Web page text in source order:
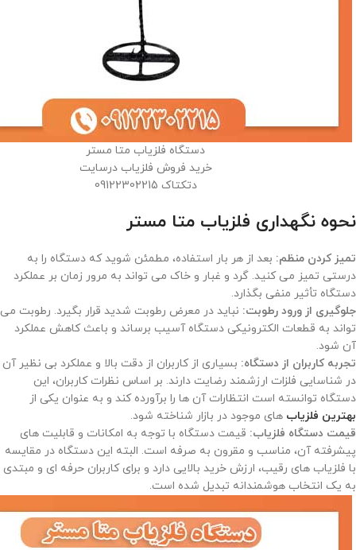
دستگاه فلزیاب متا مستر
خرید فروش فلزیاب درسایت
دتکتاک 09122302215
نحوه نگهداری فلزیاب متا مستر
تمیز کردن منظم: بعد از هر بار استفاده، مطمئن شوید که دستگاه را به
درستی تمیز می‌ کنید. گرد و غبار و خاک می‌ تواند به مرور زمان بر عملکرد
دستگاه تأثیر منفی بگذارد.
جلوگیری از ورود رطوبت: نباید در معرض رطوبت شدید قرار بگیرد. رطوبت می‌
تواند به قطعات الکترونیکی دستگاه آسیب برساند و باعث کاهش عملکرد
آن شود.
تجربه کاربران از دستگاه: بسیاری از کاربران از دقت بالا و عملکرد بی‌ نظیر آن
در شناسایی فلزات ارزشمند رضایت دارند. بر اساس نظرات کاربران، این
دستگاه توانسته است انتظارات آن‌ ها را برآورده کند و به عنوان یکی از
بهترین فلزیاب‌ های موجود در بازار شناخته شود.
قیمت دستگاه فلزیاب: قیمت دستگاه با توجه به امکانات و قابلیت‌ های
پیشرفته آن، مناسب و مقرون به صرفه است. البته این دستگاه در مقایسه
با فلزیاب‌ های رقیب، ارزش خرید بالایی دارد و برای کاربران حرفه‌ ای و مبتدی
به یک انتخاب هوشمندانه تبدیل شده است.